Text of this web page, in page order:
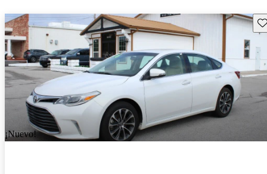
¡Nuevo!